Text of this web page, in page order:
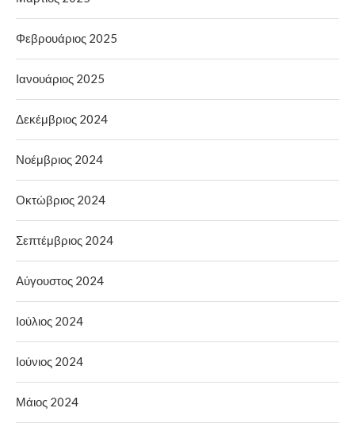
Φεβρουάριος 2025
Ιανουάριος 2025
Δεκέμβριος 2024
Νοέμβριος 2024
Οκτώβριος 2024
Σεπτέμβριος 2024
Αύγουστος 2024
Ιούλιος 2024
Ιούνιος 2024
Μάιος 2024